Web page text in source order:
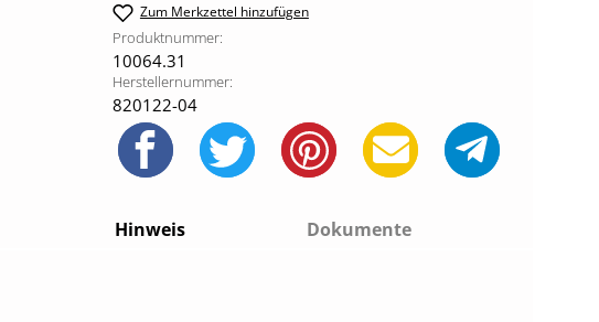
Zum Merkzettel hinzufügen
Produktnummer:
10064.31
Herstellernummer:
820122-04
Hinweis Dokumente